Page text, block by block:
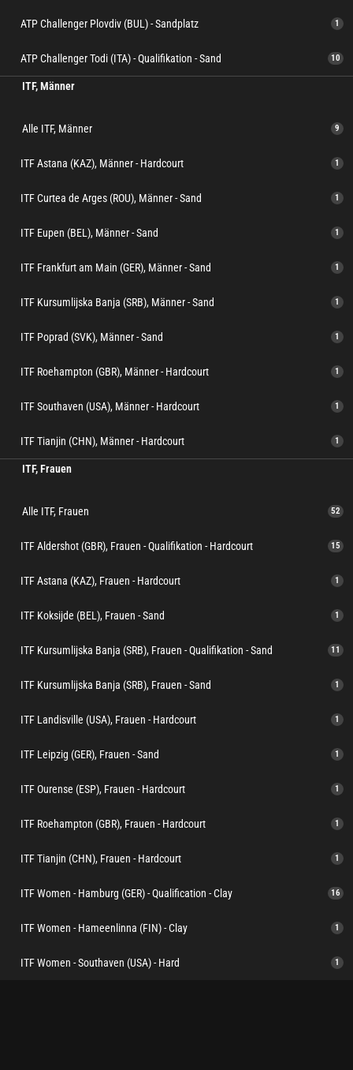
ATP Challenger Plovdiv (BUL) - Sandplatz 1
ATP Challenger Todi (ITA) - Qualifikation - Sand 10
ITF, Männer
Alle ITF, Männer 9
ITF Astana (KAZ), Männer - Hardcourt 1
ITF Curtea de Arges (ROU), Männer - Sand 1
ITF Eupen (BEL), Männer - Sand 1
ITF Frankfurt am Main (GER), Männer - Sand 1
ITF Kursumlijska Banja (SRB), Männer - Sand 1
ITF Poprad (SVK), Männer - Sand 1
ITF Roehampton (GBR), Männer - Hardcourt 1
ITF Southaven (USA), Männer - Hardcourt 1
ITF Tianjin (CHN), Männer - Hardcourt 1
ITF, Frauen
Alle ITF, Frauen 52
ITF Aldershot (GBR), Frauen - Qualifikation - Hardcourt 15
ITF Astana (KAZ), Frauen - Hardcourt 1
ITF Koksijde (BEL), Frauen - Sand 1
ITF Kursumlijska Banja (SRB), Frauen - Qualifikation - Sand 11
ITF Kursumlijska Banja (SRB), Frauen - Sand 1
ITF Landisville (USA), Frauen - Hardcourt 1
ITF Leipzig (GER), Frauen - Sand 1
ITF Ourense (ESP), Frauen - Hardcourt 1
ITF Roehampton (GBR), Frauen - Hardcourt 1
ITF Tianjin (CHN), Frauen - Hardcourt 1
ITF Women - Hamburg (GER) - Qualification - Clay 16
ITF Women - Hameenlinna (FIN) - Clay 1
ITF Women - Southaven (USA) - Hard 1